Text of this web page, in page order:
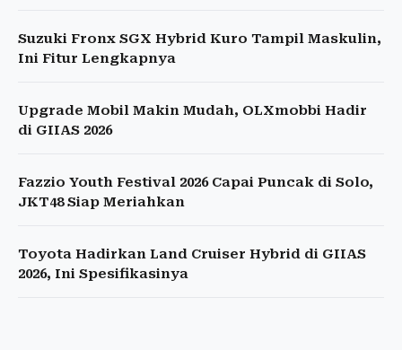
Suzuki Fronx SGX Hybrid Kuro Tampil Maskulin,
Ini Fitur Lengkapnya
Upgrade Mobil Makin Mudah, OLXmobbi Hadir
di GIIAS 2026
Fazzio Youth Festival 2026 Capai Puncak di Solo,
JKT48 Siap Meriahkan
Toyota Hadirkan Land Cruiser Hybrid di GIIAS
2026, Ini Spesifikasinya